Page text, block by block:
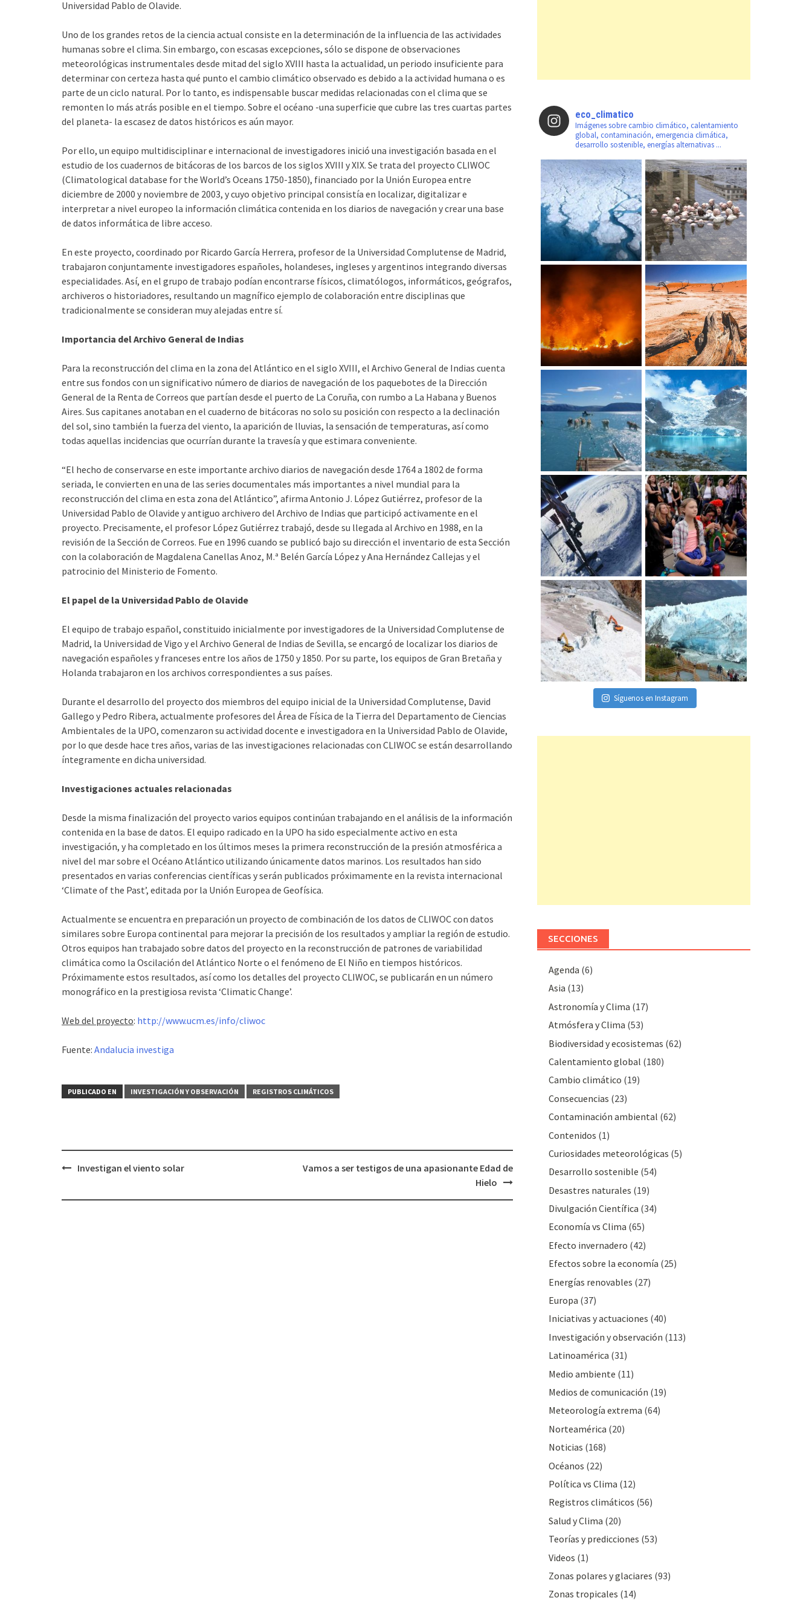
Universidad Pablo de Olavide.
Uno de los grandes retos de la ciencia actual consiste en la determinación de la influencia de las actividades
humanas sobre el clima. Sin embargo, con escasas excepciones, sólo se dispone de observaciones
meteorológicas instrumentales desde mitad del siglo XVIII hasta la actualidad, un periodo insuficiente para
determinar con certeza hasta qué punto el cambio climático observado es debido a la actividad humana o es
parte de un ciclo natural. Por lo tanto, es indispensable buscar medidas relacionadas con el clima que se
remonten lo más atrás posible en el tiempo. Sobre el océano -una superficie que cubre las tres cuartas partes
del planeta- la escasez de datos históricos es aún mayor.
Por ello, un equipo multidisciplinar e internacional de investigadores inició una investigación basada en el
estudio de los cuadernos de bitácoras de los barcos de los siglos XVIII y XIX. Se trata del proyecto CLIWOC
(Climatological database for the World’s Oceans 1750-1850), financiado por la Unión Europea entre
diciembre de 2000 y noviembre de 2003, y cuyo objetivo principal consistía en localizar, digitalizar e
interpretar a nivel europeo la información climática contenida en los diarios de navegación y crear una base
de datos informática de libre acceso.
En este proyecto, coordinado por Ricardo García Herrera, profesor de la Universidad Complutense de Madrid,
trabajaron conjuntamente investigadores españoles, holandeses, ingleses y argentinos integrando diversas
especialidades. Así, en el grupo de trabajo podían encontrarse físicos, climatólogos, informáticos, geógrafos,
archiveros o historiadores, resultando un magnífico ejemplo de colaboración entre disciplinas que
tradicionalmente se consideran muy alejadas entre sí.
Importancia del Archivo General de Indias
Para la reconstrucción del clima en la zona del Atlántico en el siglo XVIII, el Archivo General de Indias cuenta
entre sus fondos con un significativo número de diarios de navegación de los paquebotes de la Dirección
General de la Renta de Correos que partían desde el puerto de La Coruña, con rumbo a La Habana y Buenos
Aires. Sus capitanes anotaban en el cuaderno de bitácoras no solo su posición con respecto a la declinación
del sol, sino también la fuerza del viento, la aparición de lluvias, la sensación de temperaturas, así como
todas aquellas incidencias que ocurrían durante la travesía y que estimara conveniente.
“El hecho de conservarse en este importante archivo diarios de navegación desde 1764 a 1802 de forma
seriada, le convierten en una de las series documentales más importantes a nivel mundial para la
reconstrucción del clima en esta zona del Atlántico”, afirma Antonio J. López Gutiérrez, profesor de la
Universidad Pablo de Olavide y antiguo archivero del Archivo de Indias que participó activamente en el
proyecto. Precisamente, el profesor López Gutiérrez trabajó, desde su llegada al Archivo en 1988, en la
revisión de la Sección de Correos. Fue en 1996 cuando se publicó bajo su dirección el inventario de esta Sección
con la colaboración de Magdalena Canellas Anoz, M.ª Belén García López y Ana Hernández Callejas y el
patrocinio del Ministerio de Fomento.
El papel de la Universidad Pablo de Olavide
El equipo de trabajo español, constituido inicialmente por investigadores de la Universidad Complutense de
Madrid, la Universidad de Vigo y el Archivo General de Indias de Sevilla, se encargó de localizar los diarios de
navegación españoles y franceses entre los años de 1750 y 1850. Por su parte, los equipos de Gran Bretaña y
Holanda trabajaron en los archivos correspondientes a sus países.
Durante el desarrollo del proyecto dos miembros del equipo inicial de la Universidad Complutense, David
Gallego y Pedro Ribera, actualmente profesores del Área de Física de la Tierra del Departamento de Ciencias
Ambientales de la UPO, comenzaron su actividad docente e investigadora en la Universidad Pablo de Olavide,
por lo que desde hace tres años, varias de las investigaciones relacionadas con CLIWOC se están desarrollando
íntegramente en dicha universidad.
Investigaciones actuales relacionadas
Desde la misma finalización del proyecto varios equipos continúan trabajando en el análisis de la información
contenida en la base de datos. El equipo radicado en la UPO ha sido especialmente activo en esta
investigación, y ha completado en los últimos meses la primera reconstrucción de la presión atmosférica a
nivel del mar sobre el Océano Atlántico utilizando únicamente datos marinos. Los resultados han sido
presentados en varias conferencias científicas y serán publicados próximamente en la revista internacional
‘Climate of the Past’, editada por la Unión Europea de Geofísica.
Actualmente se encuentra en preparación un proyecto de combinación de los datos de CLIWOC con datos
similares sobre Europa continental para mejorar la precisión de los resultados y ampliar la región de estudio.
Otros equipos han trabajado sobre datos del proyecto en la reconstrucción de patrones de variabilidad
climática como la Oscilación del Atlántico Norte o el fenómeno de El Niño en tiempos históricos.
Próximamente estos resultados, así como los detalles del proyecto CLIWOC, se publicarán en un número
monográfico en la prestigiosa revista ‘Climatic Change’.
Web del proyecto: http://www.ucm.es/info/cliwoc
Fuente: Andalucia investiga
PUBLICADO EN INVESTIGACIÓN Y OBSERVACIÓN REGISTROS CLIMÁTICOS
Investigan el viento solar
Vamos a ser testigos de una apasionante Edad de
Hielo
eco_climatico
Imágenes sobre cambio climático, calentamiento
global, contaminación, emergencia climática,
desarrollo sostenible, energías alternativas ...
Síguenos en Instagram
SECCIONES
Agenda (6)
Asia (13)
Astronomía y Clima (17)
Atmósfera y Clima (53)
Biodiversidad y ecosistemas (62)
Calentamiento global (180)
Cambio climático (19)
Consecuencias (23)
Contaminación ambiental (62)
Contenidos (1)
Curiosidades meteorológicas (5)
Desarrollo sostenible (54)
Desastres naturales (19)
Divulgación Cientí­fica (34)
Economía vs Clima (65)
Efecto invernadero (42)
Efectos sobre la economía (25)
Energías renovables (27)
Europa (37)
Iniciativas y actuaciones (40)
Investigación y observación (113)
Latinoamérica (31)
Medio ambiente (11)
Medios de comunicación (19)
Meteorologí­a extrema (64)
Norteamérica (20)
Noticias (168)
Océanos (22)
Polí­tica vs Clima (12)
Registros climáticos (56)
Salud y Clima (20)
Teorías y predicciones (53)
Videos (1)
Zonas polares y glaciares (93)
Zonas tropicales (14)